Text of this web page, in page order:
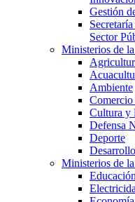
Gestión
Sector
Ministerios de
Ambiente
Cultura y
Defensa
Deporte
Ministerios de
Educación